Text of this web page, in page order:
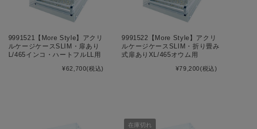
9991521【More Style】アクリ
ルケージケースSLIM・扉あり
L/465インコ・ハートフルLL用
¥62,700(税込)
9991522【More Style】アクリ
ルケージケースSLIM・折り畳み
式扉ありXL/465オウム用
¥79,200(税込)
在庫切れ